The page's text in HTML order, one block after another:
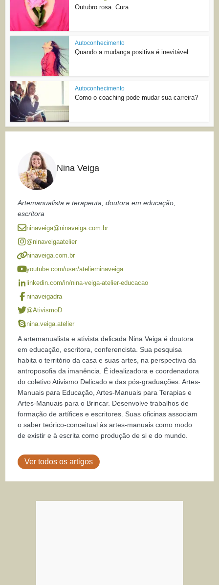
Outubro rosa. Cura
Autoconhecimento
Quando a mudança positiva é inevitável
Autoconhecimento
Como o coaching pode mudar sua carreira?
Nina Veiga
Artemanualista e terapeuta, doutora em educação,
escritora
ninaveiga@ninaveiga.com.br
@ninaveigaatelier
ninaveiga.com.br
youtube.com/user/atelierninaveiga
linkedin.com/in/nina-veiga-atelier-educacao
ninaveigadra
@AtivismoD
nina.veiga.atelier
A artemanualista e ativista delicada Nina Veiga é doutora
em educação, escritora, conferencista. Sua pesquisa
habita o território da casa e suas artes, na perspectiva da
antroposofia da imanência. É idealizadora e coordenadora
do coletivo Ativismo Delicado e das pós-graduações: Artes-
Manuais para Educação, Artes-Manuais para Terapias e
Artes-Manuais para o Brincar. Desenvolve trabalhos de
formação de artífices e escritores. Suas oficinas associam
o saber teórico-conceitual às artes-manuais como modo
de existir e à escrita como produção de si e do mundo.
Ver todos os artigos